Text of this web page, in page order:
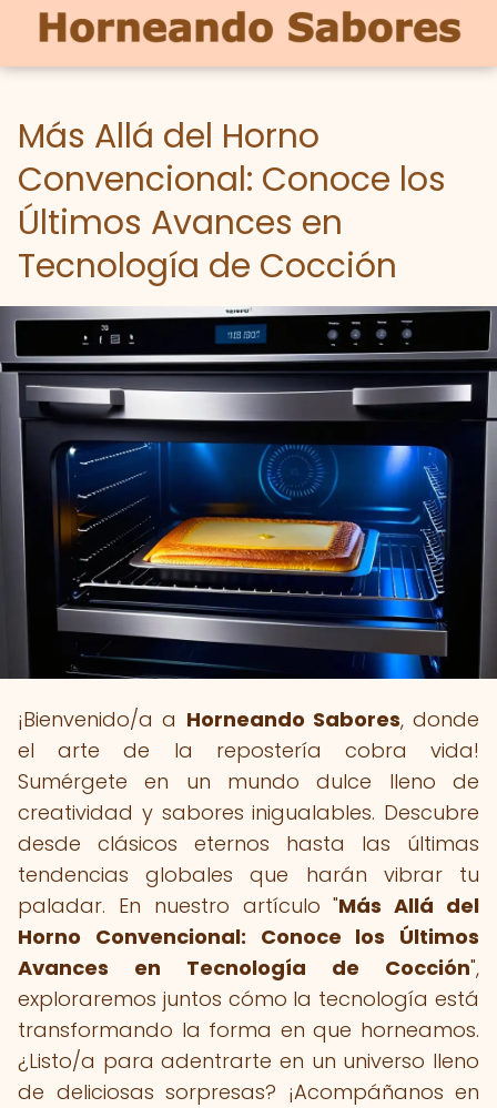
Más Allá del Horno
Convencional: Conoce los
Últimos Avances en
Tecnología de Cocción
¡Bienvenido/a a Horneando Sabores, donde
el arte de la repostería cobra vida!
Sumérgete en un mundo dulce lleno de
creatividad y sabores inigualables. Descubre
desde clásicos eternos hasta las últimas
tendencias globales que harán vibrar tu
paladar. En nuestro artículo "Más Allá del
Horno Convencional: Conoce los Últimos
Avances en Tecnología de Cocción",
exploraremos juntos cómo la tecnología está
transformando la forma en que horneamos.
¿Listo/a para adentrarte en un universo lleno
de deliciosas sorpresas? ¡Acompáñanos en